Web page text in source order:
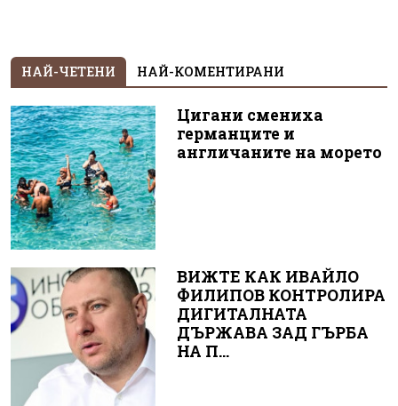
НАЙ-ЧЕТЕНИ НАЙ-КОМЕНТИРАНИ
Цигани смениха
германците и
англичаните на морето
ВИЖТЕ КАК ИВАЙЛО
ФИЛИПОВ КОНТРОЛИРА
ДИГИТАЛНАТА
ДЪРЖАВА ЗАД ГЪРБА
НА П...